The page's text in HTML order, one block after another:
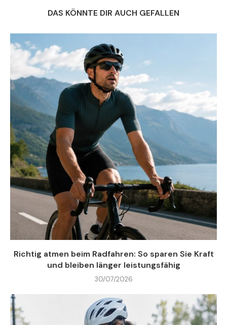
DAS KÖNNTE DIR AUCH GEFALLEN
Richtig atmen beim Radfahren: So sparen Sie Kraft
und bleiben länger leistungsfähig
30/07/2026